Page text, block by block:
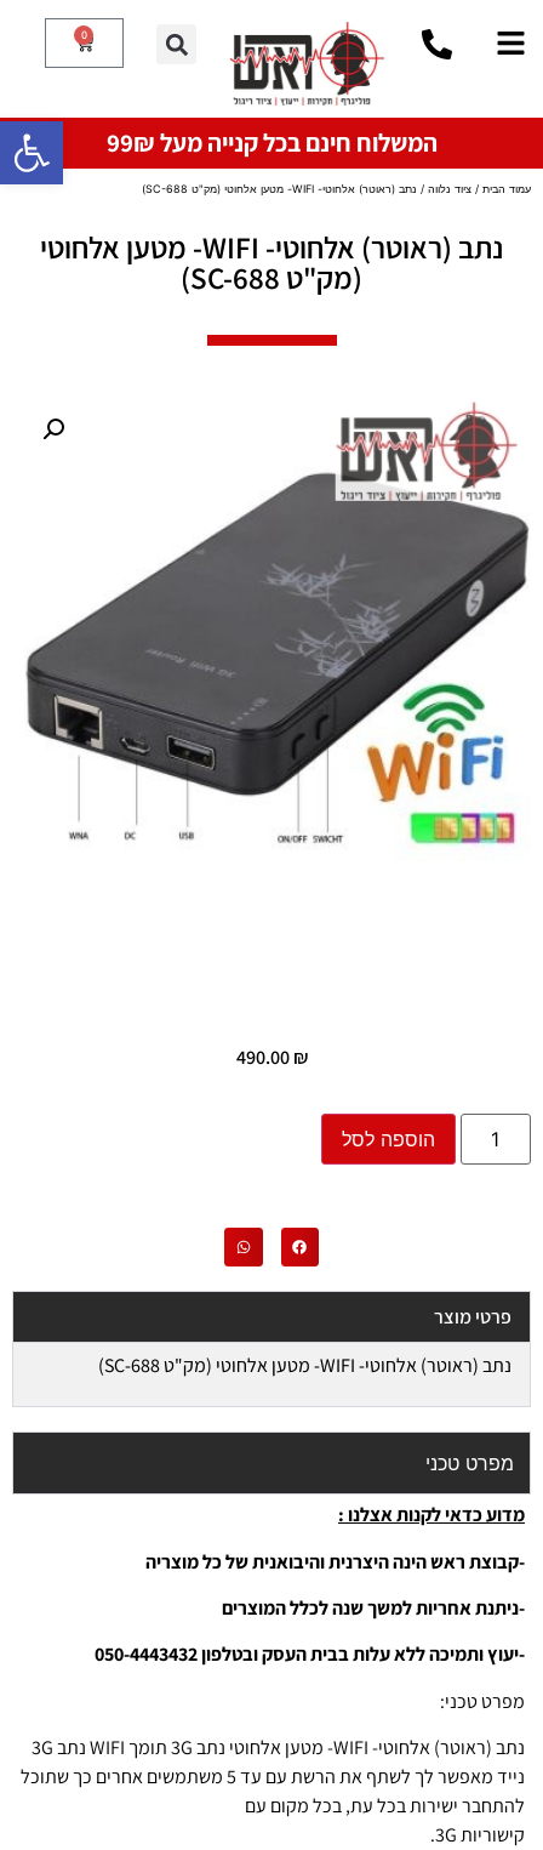
פתח
0
המשלוח חינם בכל קנייה מעל 99₪
עמוד הבית / ציוד נלווה / נתב (ראוטר) אלחוטי- WIFI- מטען אלחוטי (מק"ט SC-688)
נתב (ראוטר) אלחוטי- WIFI- מטען אלחוטי
(מק"ט SC-688)
490.00₪
הוספה לסל
פרטי מוצר
נתב (ראוטר) אלחוטי- WIFI- מטען אלחוטי (מק"ט SC-688)
מפרט טכני
מדוע כדאי לקנות אצלנו :
-קבוצת ראש הינה היצרנית והיבואנית של כל מוצריה
-ניתנת אחריות למשך שנה לכלל המוצרים
-יעוץ ותמיכה ללא עלות בבית העסק ובטלפון 050-4443432
מפרט טכני:
נתב (ראוטר) אלחוטי- WIFI- מטען אלחוטי נתב 3G תומך WIFI נתב 3G
נייד מאפשר לך לשתף את הרשת עם עד 5 משתמשים אחרים כך שתוכל
להתחבר ישירות בכל עת, בכל מקום עם
קישוריות 3G.